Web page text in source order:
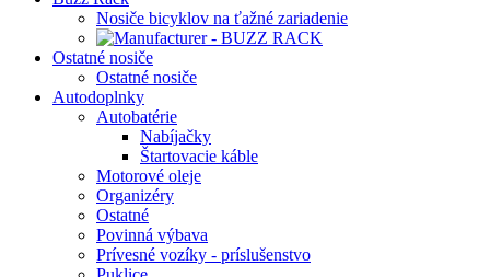
Nosiče bicyklov na ťažné zariadenie
Ostatné nosiče
Ostatné nosiče
Autodoplnky
Autobatérie
Nabíjačky
Štartovacie káble
Motorové oleje
Organizéry
Ostatné
Povinná výbava
Prívesné vozíky - príslušenstvo